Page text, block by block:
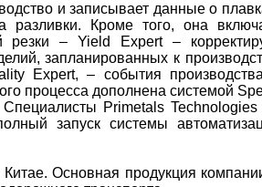
и записывает данные о
разливки. Кроме того, она
резки – Yield Expert –
запланированных к
Expert, – события
процесса дополнена системой
Специалисты Primetals
запуск системы
Основная продукция